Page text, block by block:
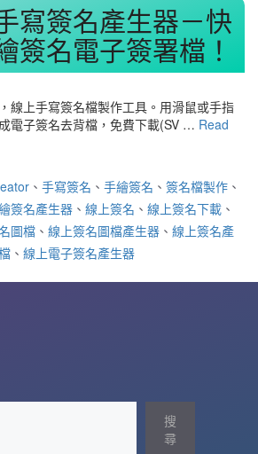
寫簽名產生器－快
簽名電子簽署檔！
線上手寫簽名檔製作工具。用滑鼠或手指
電子簽名去背檔，免費下載(SV … Read
、手寫簽名 、手繪簽名 、簽名檔製作 、
簽名產生器 、 線上簽名 、 線上簽名下載 、
圖檔 、 線上簽名圖檔產生器 、 線上簽名產
、 線上電子簽名產生器
搜
尋